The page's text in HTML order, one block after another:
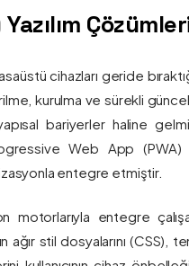
cihazları geride
kurulma ve sürekli
bariyerler haline
Web App (PWA)
entegre etmiştir.
motorlarıyla entegre
stil dosyalarını (CSS),